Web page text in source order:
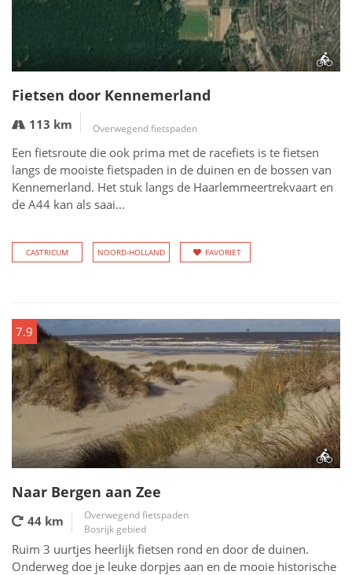
Fietsen door Kennemerland
113 km Overwegend fietspaden
Een fietsroute die ook prima met de racefiets is te fietsen
langs de mooiste fietspaden in de duinen en de bossen van
Kennemerland. Het stuk langs de Haarlemmeertrekvaart en
de A44 kan als saai...
CASTRICUM NOORD-HOLLAND FAVORIET
7.9
Naar Bergen aan Zee
44 km
Overwegend fietspaden
Bosrijk gebied
Ruim 3 uurtjes heerlijk fietsen rond en door de duinen.
Onderweg doe je leuke dorpjes aan en de mooie historische